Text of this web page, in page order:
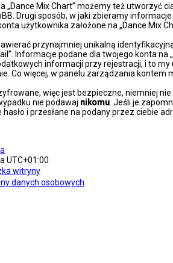
„Dance Mix Chart” możemy też utworzyć
Drugi sposób, w jaki zbieramy
użytkownika założone na „Dance Mix
przynajmniej unikalną
Informacje podane dla twojego konta
informacji przy rejestracji, i to
Co więcej, w panelu zarządzania kontem
więc jest bezpieczne, niemniej
nie podawaj nikomu . Jeśli je
i przesłane na podany przez ciebie
UTC+01:00
witryny
danych osobowych